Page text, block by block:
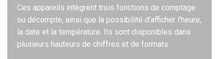
Ces appareils intègrent trois fonctions de comptage
ou décompte, ainsi que la possibilité d’afficher l’heure,
la date et la température. Ils sont disponibles dans
plusieurs hauteurs de chiffres et de formats.